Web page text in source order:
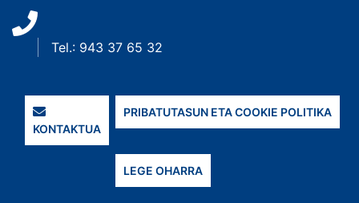
Tel.: 943 37 65 32
KONTAKTUA
PRIBATUTASUN ETA COOKIE POLITIKA
LEGE OHARRA